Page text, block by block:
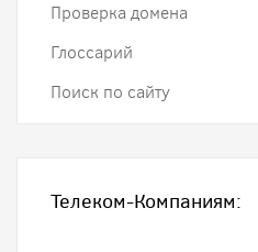
Проверка домена
Глоссарий
Поиск по сайту
Телеком-Компаниям: